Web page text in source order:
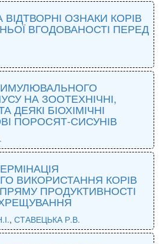
ОЗНАКИ КОРІВ
ВГОДОВАНОСТІ ПЕРЕД
НА ЗООТЕХНІЧНІ,
ДЕЯКІ БІОХІМІЧНІ
ПОРОСЯТ-СИСУНІВ
ВИКОРИСТАННЯ КОРІВ
ПРОДУКТИВНОСТІ
, СТАВЕЦЬКА Р.В.